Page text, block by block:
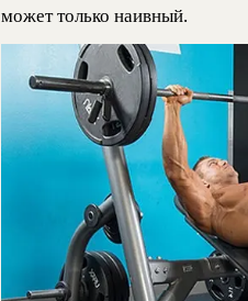
может только наивный.